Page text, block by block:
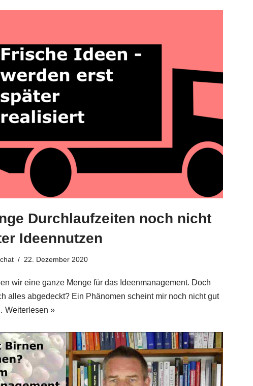
Durchlaufzeiten noch nicht
Ideennutzen
22. Dezember 2020
wir eine gan­ze Men­ge für das Ideen­ma­nage­ment. Doch
alles abge­deckt? Ein Phä­no­men scheint mir noch nicht gut
Wei­ter­le­sen »